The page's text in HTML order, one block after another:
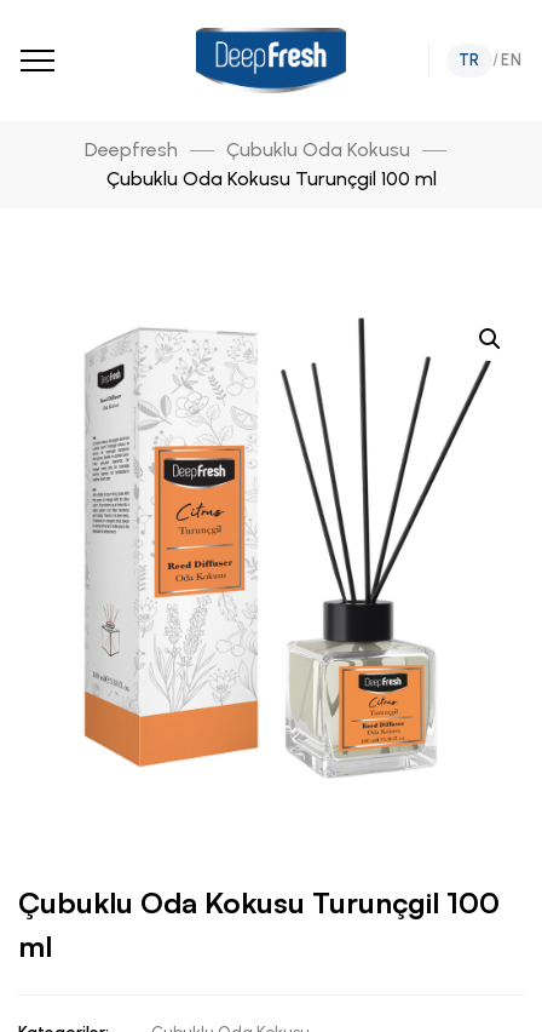
TR / EN
Deepfresh
Çubuklu Oda Kokusu
Çubuklu Oda Kokusu Turunçgil 100 ml
Çubuklu Oda Kokusu Turunçgil 100
ml